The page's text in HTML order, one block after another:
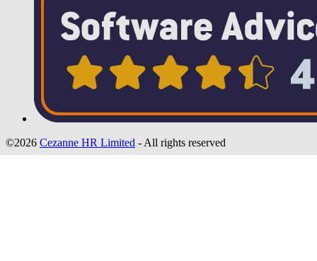
©2026 Cezanne HR Limited - All rights reserved